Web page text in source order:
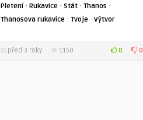
Pletení· Rukavice · Stát · Thanos ·
Thanosova rukavice · Tvoje · Výtvor
před 3 roky 1150 0 0